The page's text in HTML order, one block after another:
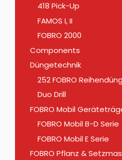
418 Pick-Up
FAMOS I, II
FOBRO 2000
Components
Düngetechnik
252 FOBRO
Duo Drill
FOBRO Mobil
FOBRO Mobil B-D Serie
FOBRO Mobil E Serie
FOBRO Pflanz &